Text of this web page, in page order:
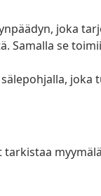
joka
Samalla se
joka
tarkistaa